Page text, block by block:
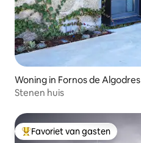
Woning in Fornos de Algodres
Stenen huis
Topfavoriet van gasten
Favoriet van gasten